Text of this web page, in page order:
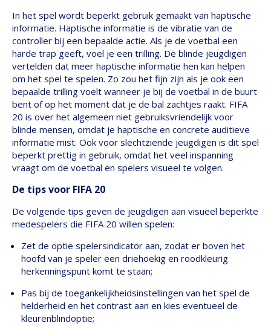
In het spel wordt beperkt gebruik gemaakt van haptische
informatie. Haptische informatie is de vibratie van de
controller bij een bepaalde actie. Als je de voetbal een
harde trap geeft, voel je een trilling. De blinde jeugdigen
vertelden dat meer haptische informatie hen kan helpen
om het spel te spelen. Zo zou het fijn zijn als je ook een
bepaalde trilling voelt wanneer je bij de voetbal in de buurt
bent of op het moment dat je de bal zachtjes raakt. FIFA
20 is over het algemeen niet gebruiksvriendelijk voor
blinde mensen, omdat je haptische en concrete auditieve
informatie mist. Ook voor slechtziende jeugdigen is dit spel
beperkt prettig in gebruik, omdat het veel inspanning
vraagt om de voetbal en spelers visueel te volgen.
De tips voor FIFA 20
De volgende tips geven de jeugdigen aan visueel beperkte
medespelers die FIFA 20 willen spelen:
Zet de optie spelersindicator aan, zodat er boven het
hoofd van je speler een driehoekig en roodkleurig
herkenningspunt komt te staan;
Pas bij de toegankelijkheidsinstellingen van het spel de
helderheid en het contrast aan en kies eventueel de
kleurenblindoptie;